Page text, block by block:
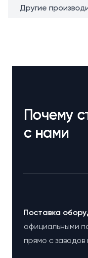
Другие
Почему
с нами
Поставка
официальными
прямо с заводов